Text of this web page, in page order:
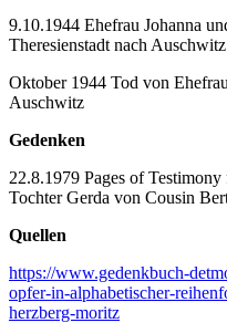
9.10.1944 Ehefrau Johanna
Theresienstadt nach Auschwitz
Oktober 1944 Tod von
Auschwitz
Gedenken
22.8.1979 Pages of
Tochter Gerda von Cousin
Quellen
https://www.gedenkbuch-
opfer-in-alphabetischer-
herzberg-moritz